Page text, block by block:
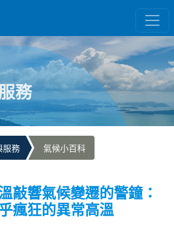
務
服務 氣候小百科
敲響氣候變遷的警鐘：
瘋狂的異常高溫